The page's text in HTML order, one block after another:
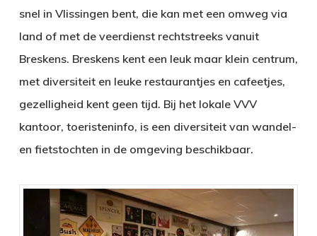
snel in Vlissingen bent, die kan met een omweg via
land of met de veerdienst rechtstreeks vanuit
Breskens. Breskens kent een leuk maar klein centrum,
met diversiteit en leuke restaurantjes en cafeetjes,
gezelligheid kent geen tijd. Bij het lokale VVV
kantoor, toeristeninfo, is een diversiteit van wandel-
en fietstochten in de omgeving beschikbaar.